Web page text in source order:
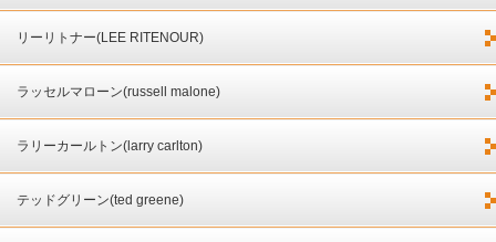
リーリトナー(LEE RITENOUR)
ラッセルマローン(russell malone)
ラリーカールトン(larry carlton)
テッドグリーン(ted greene)